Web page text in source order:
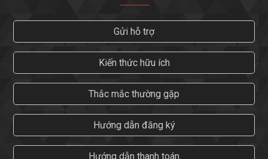
Gửi hỗ trợ
Kiến thức hữu ích
Thắc mắc thường gặp
Hướng dẫn đăng ký
Hướng dẫn thanh toán